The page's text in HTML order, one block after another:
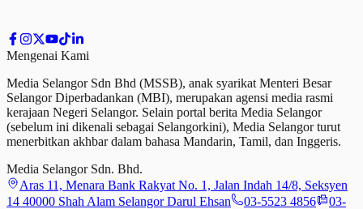
Mengenai Kami
Media Selangor Sdn Bhd (MSSB), anak syarikat Menteri Besar
Selangor Diperbadankan (MBI), merupakan agensi media rasmi
kerajaan Negeri Selangor. Selain portal berita Media Selangor
(sebelum ini dikenali sebagai Selangorkini), Media Selangor turut
menerbitkan akhbar dalam bahasa Mandarin, Tamil, dan Inggeris.
Media Selangor Sdn. Bhd.
Aras 11, Menara Bank Rakyat No. 1, Jalan Indah 14/8, Seksyen
14 40000 Shah Alam Selangor Darul Ehsan
03-5523 4856
03-